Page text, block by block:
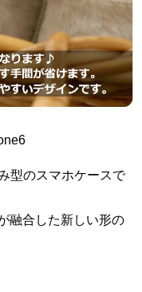
型のスマホケースで
融合した新しい形の